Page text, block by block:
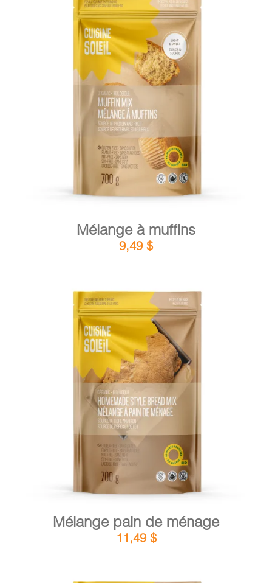
AJOUTER AU PANIER
Mélange à muffins
9,49 $
AJOUTER AU PANIER / DÉTAILS
Mélange pain de ménage
11,49 $